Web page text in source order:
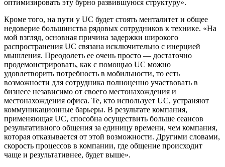
оптимизировать эту бурно развившуюся структуру».
Кроме того, на пути у UC будет стоять менталитет и общее
недоверие большинства рядовых сотрудников к технике. «На
мой взгляд, основная причина задержки широкого
распространения UC связана исключительно с инерцией
мышления. Преодолеть ее очень просто — достаточно
продемонстрировать, как с помощью UC можно
удовлетворить потребность в мобильности, то есть
возможности для сотрудника полноценно участвовать в
бизнесе независимо от своего местонахождения и
местонахождения офиса. Те, кто использует UC, устраняют
коммуникационные барьеры. В результате компания,
применяющая UC, способна осуществить больше сеансов
результативного общения за единицу времени, чем компания,
которая отказывается от этой возможности. Другими словами,
скорость процессов в компании, где общение происходит
чаще и результативнее, будет выше».